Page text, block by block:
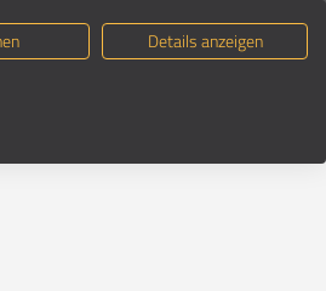
UmzugsratgeberDetails anzeigen